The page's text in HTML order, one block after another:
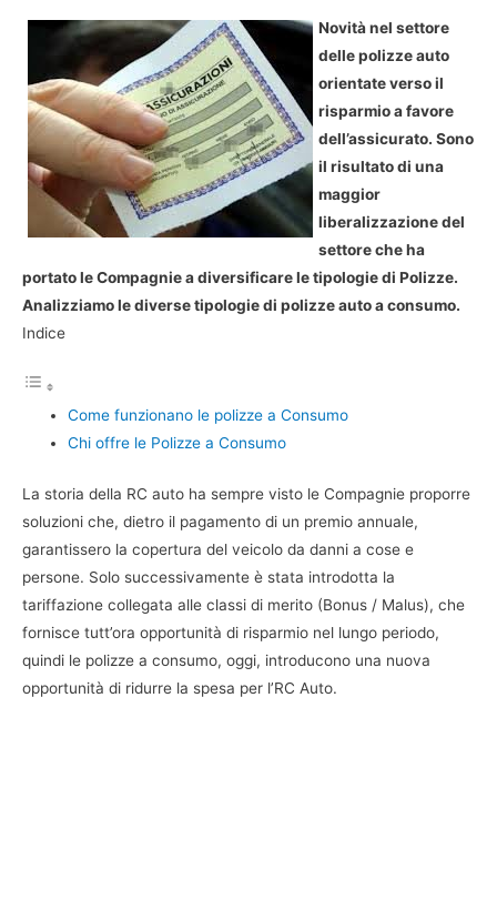
Novità nel settore
delle polizze auto
orientate verso il
risparmio a favore
dell’assicurato. Sono
il risultato di una
maggior
liberalizzazione del
settore che ha
portato le Compagnie a diversificare le tipologie di Polizze.
Analizziamo le diverse tipologie di polizze auto a consumo.
Indice
Come funzionano le polizze a Consumo
Chi offre le Polizze a Consumo
La storia della RC auto ha sempre visto le Compagnie proporre
soluzioni che, dietro il pagamento di un premio annuale,
garantissero la copertura del veicolo da danni a cose e
persone. Solo successivamente è stata introdotta la
tariffazione collegata alle classi di merito (Bonus / Malus), che
fornisce tutt’ora opportunità di risparmio nel lungo periodo,
quindi le polizze a consumo, oggi, introducono una nuova
opportunità di ridurre la spesa per l’RC Auto.